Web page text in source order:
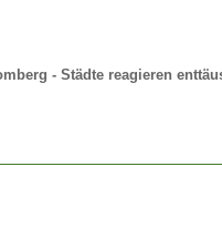
- Städte reagieren